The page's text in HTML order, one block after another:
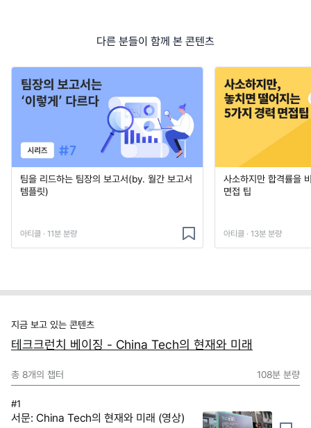
다른 분들이 함께 본 콘텐츠
팀을 리드하는 팀장의 보고서(by. 월간 보고서
템플릿)
아티클 · 11분 분량
사소하지만 합격률을
면접 팁
아티클 · 13분 분량
지금 보고 있는 콘텐츠
테크크런치 베이징 - China Tech의 현재와 미래
총 8개의 챕터 108분 분량
#1
서문: China Tech의 현재와 미래 (영상)